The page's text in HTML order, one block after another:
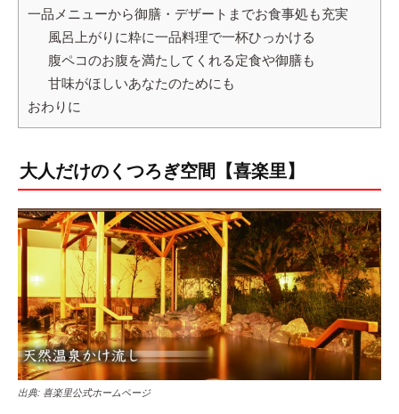
一品メニューから御膳・デザートまでお食事処も充実
風呂上がりに粋に一品料理で一杯ひっかける
腹ペコのお腹を満たしてくれる定食や御膳も
甘味がほしいあなたのためにも
おわりに
大人だけのくつろぎ空間【喜楽里】
出典: 喜楽里公式ホームページ